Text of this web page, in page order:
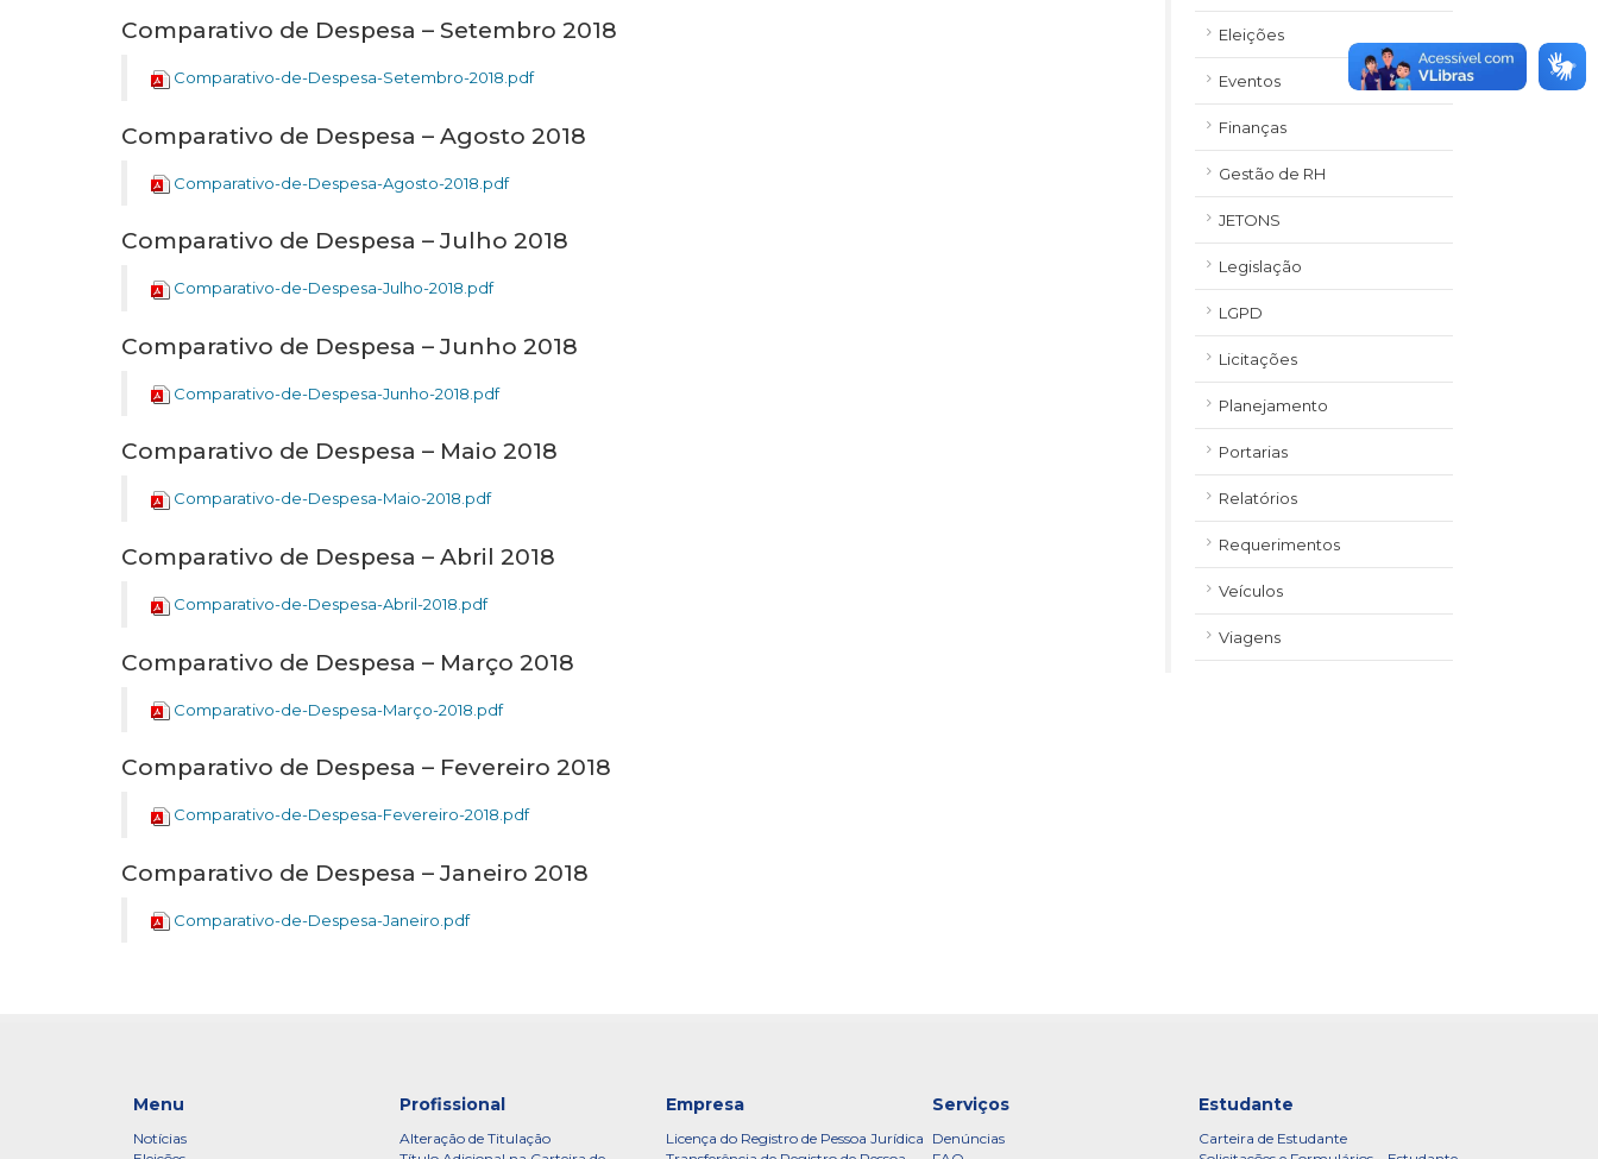
Comparativo de Despesa – Setembro 2018
Comparativo-de-Despesa-Setembro-2018.pdf
Comparativo de Despesa – Agosto 2018
Comparativo-de-Despesa-Agosto-2018.pdf
Comparativo de Despesa – Julho 2018
Comparativo-de-Despesa-Julho-2018.pdf
Comparativo de Despesa – Junho 2018
Comparativo-de-Despesa-Junho-2018.pdf
Comparativo de Despesa – Maio 2018
Comparativo-de-Despesa-Maio-2018.pdf
Comparativo de Despesa – Abril 2018
Comparativo-de-Despesa-Abril-2018.pdf
Comparativo de Despesa – Março 2018
Comparativo-de-Despesa-Março-2018.pdf
Comparativo de Despesa – Fevereiro 2018
Comparativo-de-Despesa-Fevereiro-2018.pdf
Comparativo de Despesa – Janeiro 2018
Comparativo-de-Despesa-Janeiro.pdf
Eleições
Eventos
Finanças
Gestão de RH
JETONS
Legislação
LGPD
Licitações
Planejamento
Portarias
Relatórios
Requerimentos
Veículos
Viagens
Menu
Notícias
Profissional
Alteração de Titulação
Empresa
Licença do Registro de Pessoa Jurídica
Serviços
Denúncias
Estudante
Carteira de Estudante